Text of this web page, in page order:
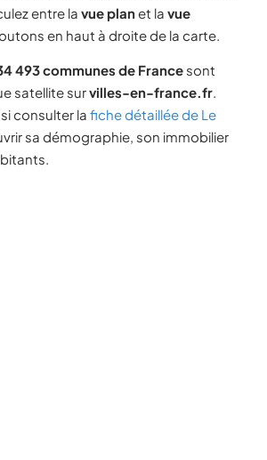
entre la vue planet la vue
en haut à droite de la carte.
493 communes de France sont
satellite survilles-en-france.fr.
consulter la fiche détaillée de Le
sa démographie, son immobilier